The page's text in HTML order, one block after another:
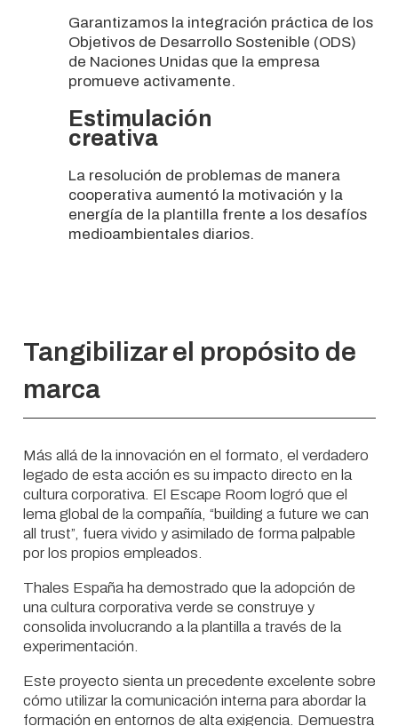
Garantizamos la integración práctica de los
Objetivos de Desarrollo Sostenible (ODS)
de Naciones Unidas que la empresa
promueve activamente.
Estimulación
creativa
La resolución de problemas de manera
cooperativa aumentó la motivación y la
energía de la plantilla frente a los desafíos
medioambientales diarios.
Tangibilizar el propósito de
marca
Más allá de la innovación en el formato, el verdadero
legado de esta acción es su impacto directo en la
cultura corporativa. El Escape Room logró que el
lema global de la compañía, “building a future we can
all trust”, fuera vivido y asimilado de forma palpable
por los propios empleados.
Thales España ha demostrado que la adopción de
una cultura corporativa verde se construye y
consolida involucrando a la plantilla a través de la
experimentación.
Este proyecto sienta un precedente excelente sobre
cómo utilizar la comunicación interna para abordar la
formación en entornos de alta exigencia. Demuestra